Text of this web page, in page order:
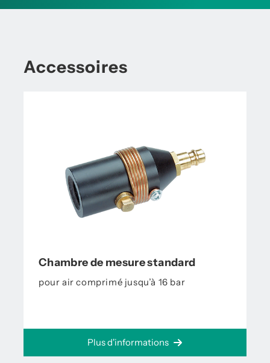
Accessoires
Chambre de mesure standard
pour air comprimé jusqu’à 16 bar
Plus d'informations